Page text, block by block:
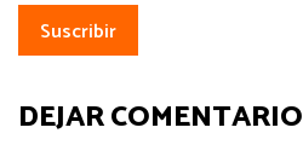
DEJAR COMENTARIO